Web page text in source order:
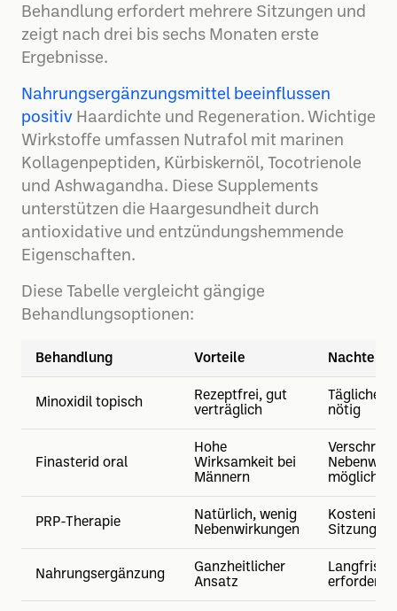
Behandlung erfordert mehrere Sitzungen und
zeigt nach drei bis sechs Monaten erste
Ergebnisse.
Nahrungsergänzungsmittel beeinflussen
positiv Haardichte und Regeneration. Wichtige
Wirkstoffe umfassen Nutrafol mit marinen
Kollagenpeptiden, Kürbiskernöl, Tocotrienole
und Ashwagandha. Diese Supplements
unterstützen die Haargesundheit durch
antioxidative und entzündungshemmende
Eigenschaften.
Diese Tabelle vergleicht gängige
Behandlungsoptionen:
Behandlung Vorteile Nachteile
Minoxidil topisch
Rezeptfrei, gut
verträglich
Tägliche
nötig
Finasterid oral
Hohe
Wirksamkeit bei
Männern
möglich
PRP-Therapie
Natürlich, wenig
Nebenwirkungen
Sitzungen
Nahrungsergänzung
Ganzheitlicher
Ansatz